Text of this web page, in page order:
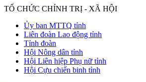
TỔ CHỨC CHÍNH TRỊ - XÃ HỘI
Ủy ban MTTQ tỉnh
Liên đoàn Lao động tỉnh
Tỉnh đoàn
Hội Nông dân tỉnh
Hội Liên hiệp Phụ nữ tỉnh
Hội Cựu chiến binh tỉnh